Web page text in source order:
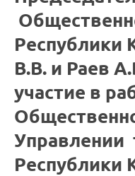
Республики
В.В. и Раев
участие в
Управлении
Республики